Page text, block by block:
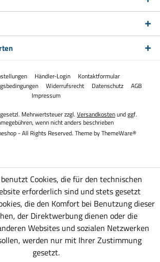
Händler-Login
Kontaktformular
Widerrufsrecht Datenschutz
AGB
Impressum
Mehrwertsteuer zzgl. Versandkostenund ggf.
wenn nicht anders beschrieben
- All Rights Reserved. Theme byThemeWare®
Cookies, die für den technischen
erforderlich sind und stets gesetzt
die den Komfort bei Benutzung dieser
der Direktwerbung dienen oder die
Websites und sozialen Netzwerken
werden nur mit Ihrer Zustimmung
gesetzt.